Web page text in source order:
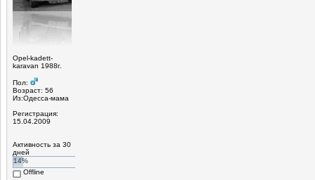
Opel-kadett-
karavan 1988г.
Пол:
Возраст: 56
Из:Одесса-мама
Регистрация:
15.04.2009
Активность за 30
дней
14%
Offline